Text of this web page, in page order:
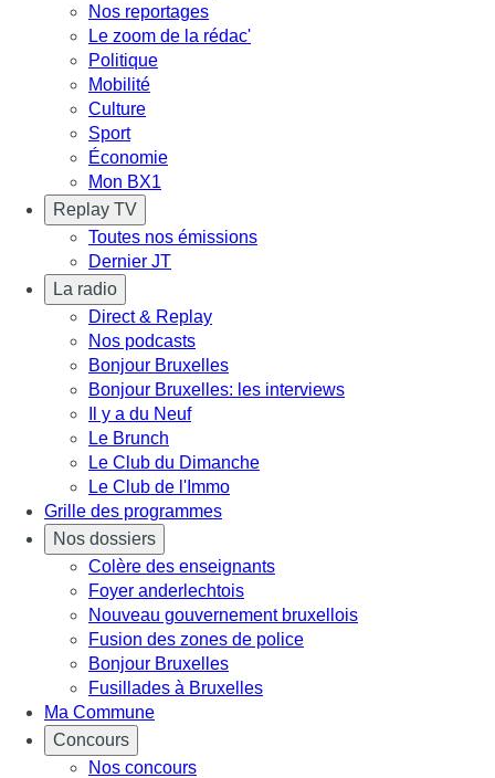
Nos reportages
Le zoom de la rédac'
Politique
Mobilité
Culture
Sport
Économie
Mon BX1
Replay TV
Toutes nos émissions
Dernier JT
La radio
Direct & Replay
Nos podcasts
Bonjour Bruxelles
Bonjour Bruxelles: les interviews
Il y a du Neuf
Le Brunch
Le Club du Dimanche
Le Club de l'Immo
Grille des programmes
Nos dossiers
Colère des enseignants
Foyer anderlechtois
Nouveau gouvernement bruxellois
Fusion des zones de police
Bonjour Bruxelles
Fusillades à Bruxelles
Ma Commune
Concours
Nos concours